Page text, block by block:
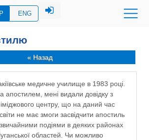
ENG
« Назад
медичне училище в 1983 році.
апостилем, мені видали довідку з
центру, що на даний час
не має змоги засвідчити апостиль
подіями в деяких районах
областей. Чи можливо